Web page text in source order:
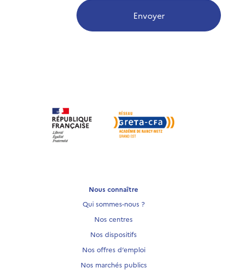
Envoyer
Nous connaître
Qui sommes-nous ?
Nos centres
Nos dispositifs
Nos offres d’emploi
Nos marchés publics